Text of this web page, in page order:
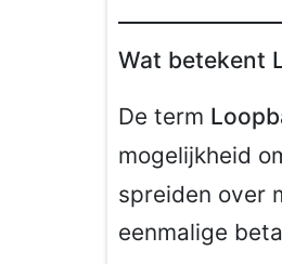
Wat betekent
De term
mogelijkheid
spreiden over
eenmalige